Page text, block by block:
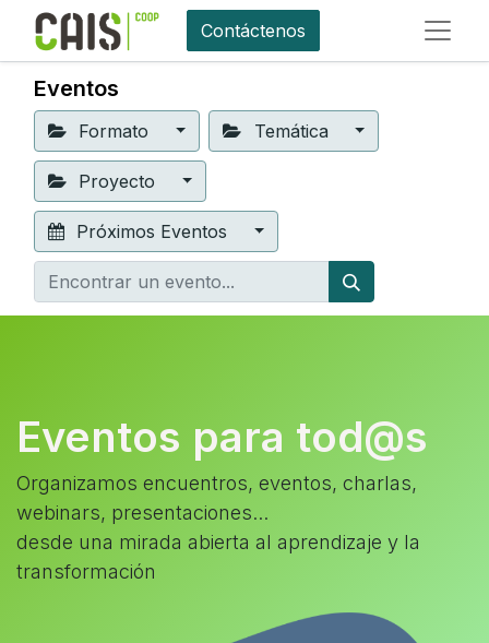
Contáctenos
Eventos
Formato Temática
Proyecto
Próximos Eventos
Eventos para tod@s
Organizamos encuentros, eventos, charlas,
webinars, presentaciones...
desde una mirada abierta al aprendizaje y la
transformación